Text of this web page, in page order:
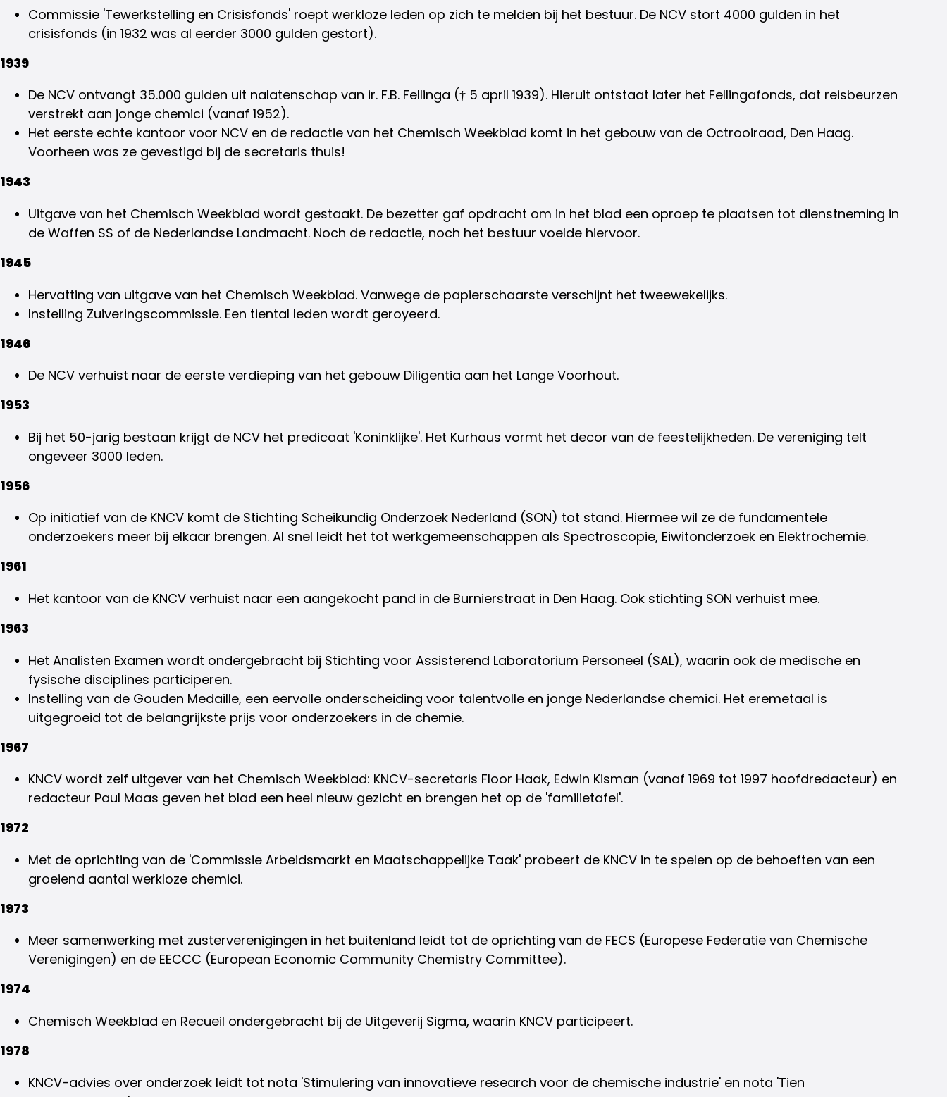
Commissie 'Tewerkstelling en Crisisfonds' roept werkloze leden op zich te melden bij het bestuur. De NCV stort 4000 gulden in het
crisisfonds (in 1932 was al eerder 3000 gulden gestort).
1939
De NCV ontvangt 35.000 gulden uit nalatenschap van ir. F.B. Fellinga († 5 april 1939). Hieruit ontstaat later het Fellingafonds, dat reisbeurzen
verstrekt aan jonge chemici (vanaf 1952).
Het eerste echte kantoor voor NCV en de redactie van het Chemisch Weekblad komt in het gebouw van de Octrooiraad, Den Haag.
Voorheen was ze gevestigd bij de secretaris thuis!
1943
Uitgave van het Chemisch Weekblad wordt gestaakt. De bezetter gaf opdracht om in het blad een oproep te plaatsen tot dienstneming in
de Waffen SS of de Nederlandse Landmacht. Noch de redactie, noch het bestuur voelde hiervoor.
1945
Hervatting van uitgave van het Chemisch Weekblad. Vanwege de papierschaarste verschijnt het tweewekelijks.
Instelling Zuiveringscommissie. Een tiental leden wordt geroyeerd.
1946
De NCV verhuist naar de eerste verdieping van het gebouw Diligentia aan het Lange Voorhout.
1953
Bij het 50-jarig bestaan krijgt de NCV het predicaat 'Koninklijke'. Het Kurhaus vormt het decor van de feestelijkheden. De vereniging telt
ongeveer 3000 leden.
1956
Op initiatief van de KNCV komt de Stichting Scheikundig Onderzoek Nederland (SON) tot stand. Hiermee wil ze de fundamentele
onderzoekers meer bij elkaar brengen. Al snel leidt het tot werkgemeenschappen als Spectroscopie, Eiwitonderzoek en Elektrochemie.
1961
Het kantoor van de KNCV verhuist naar een aangekocht pand in de Burnierstraat in Den Haag. Ook stichting SON verhuist mee.
1963
Het Analisten Examen wordt ondergebracht bij Stichting voor Assisterend Laboratorium Personeel (SAL), waarin ook de medische en
fysische disciplines participeren.
Instelling van de Gouden Medaille, een eervolle onderscheiding voor talentvolle en jonge Nederlandse chemici. Het eremetaal is
uitgegroeid tot de belangrijkste prijs voor onderzoekers in de chemie.
1967
KNCV wordt zelf uitgever van het Chemisch Weekblad: KNCV-secretaris Floor Haak, Edwin Kisman (vanaf 1969 tot 1997 hoofdredacteur) en
redacteur Paul Maas geven het blad een heel nieuw gezicht en brengen het op de 'familietafel'.
1972
Met de oprichting van de 'Commissie Arbeidsmarkt en Maatschappelijke Taak' probeert de KNCV in te spelen op de behoeften van een
groeiend aantal werkloze chemici.
1973
Meer samenwerking met zusterverenigingen in het buitenland leidt tot de oprichting van de FECS (Europese Federatie van Chemische
Verenigingen) en de EECCC (European Economic Community Chemistry Committee).
1974
Chemisch Weekblad en Recueil ondergebracht bij de Uitgeverij Sigma, waarin KNCV participeert.
1978
KNCV-advies over onderzoek leidt tot nota 'Stimulering van innovatieve research voor de chemische industrie' en nota 'Tien